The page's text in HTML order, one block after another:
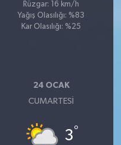
Rüzgar: 16 km/h
Yağış Olasılığı: %83
Kar Olasılığı: %25
24 OCAK
CUMARTESI
3°